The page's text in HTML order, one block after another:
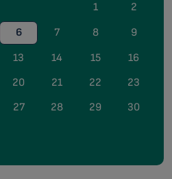
1
2
6 7 8
9
13 14 15
16
20 21 22
23
27 28 29
30